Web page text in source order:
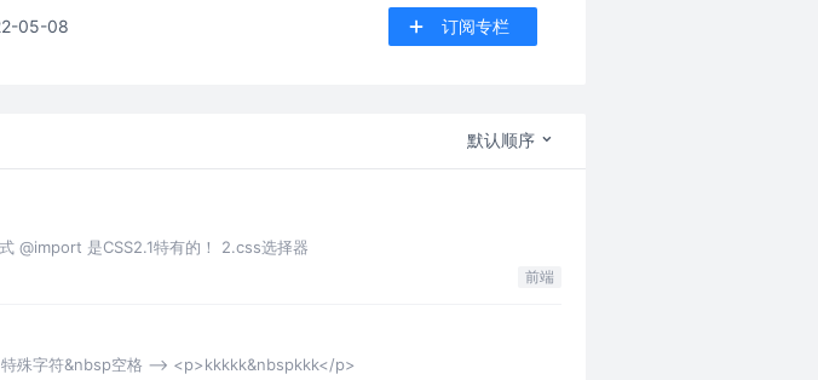
05-08 订阅专栏
默认顺序
@import 是CSS2.1特有的！ 2.css选择器
前端
殊字符&nbsp空格 --> <p>kkkkk&nbspkkk</p>